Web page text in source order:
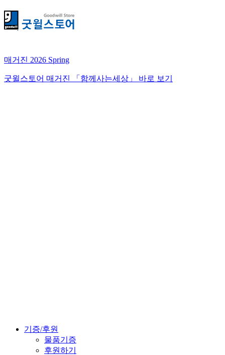
매거진 2026 Spring
굿윌스토어 매거진 「함께사는세상」 바로 보기
기증/후원
물품기증
후원하기